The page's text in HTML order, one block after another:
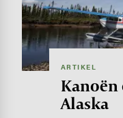
ARTIKEL
Alaska